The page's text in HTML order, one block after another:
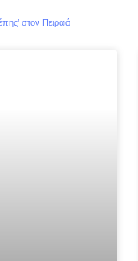
στον Πειραιά